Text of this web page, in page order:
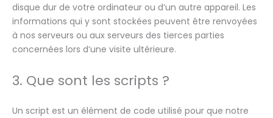
disque dur de votre ordinateur ou d’un autre appareil. Les
informations qui y sont stockées peuvent être renvoyées
à nos serveurs ou aux serveurs des tierces parties
concernées lors d’une visite ultérieure.
3. Que sont les scripts ?
Un script est un élément de code utilisé pour que notre